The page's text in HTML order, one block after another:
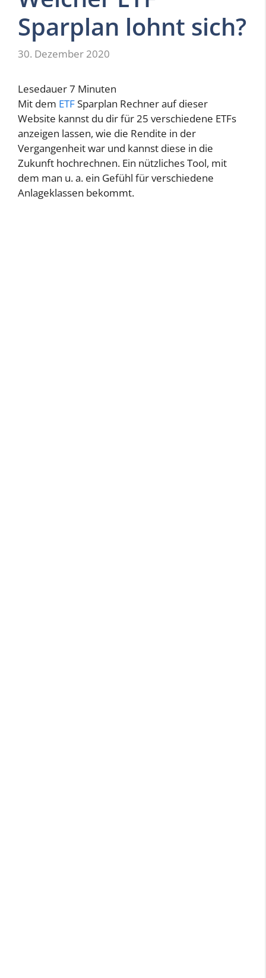
Sparplan lohnt sich?
30. Dezember 2020
Lesedauer7 Minuten
Mit dem ETFSparplan Rechner auf dieser
Website kannst du dir für 25 verschiedene ETFs
anzeigen lassen, wie die Rendite in der
Vergangenheit war und kannst diese in die
Zukunft hochrechnen. Ein nützliches Tool, mit
dem man u. a. ein Gefühl für verschiedene
Anlageklassen bekommt.